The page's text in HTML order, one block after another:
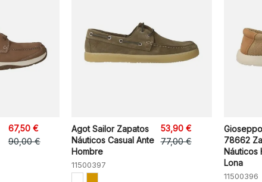
67,50 €
90,00 €
Agot Sailor Zapatos
Náuticos Casual Ante
Hombre
11500397
53,90 €
77,00 €
78662
Náuticos
Lona
11500396